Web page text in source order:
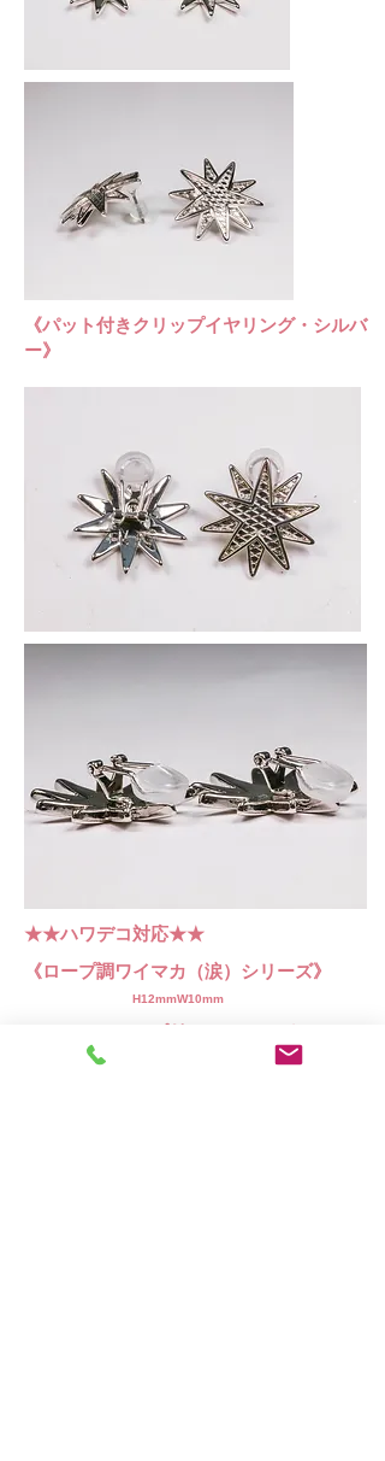
​《パット付きクリップイヤリング・シルバ
ー》
​★★ハワデコ対応★★​
​《ロープ調ワイマカ（涙）シリーズ》​
H12mmW10mm